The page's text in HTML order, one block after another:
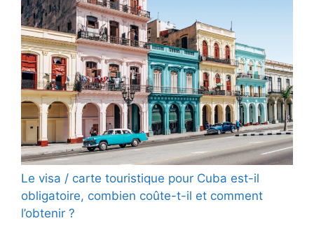
Le visa / carte touristique pour Cuba est-il
obligatoire, combien coûte-t-il et comment
l’obtenir ?